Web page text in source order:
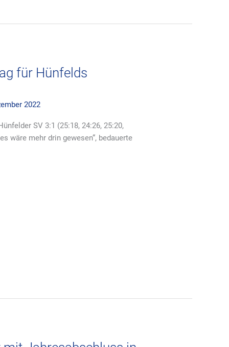
für Hünfelds
2022
SV 3:1 (25:18, 24:26, 25:20,
wäre mehr drin gewesen“, bedauerte